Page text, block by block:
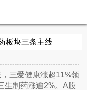
板块三条主线
三爱健康涨超11%领
生制药涨逾2%。A股